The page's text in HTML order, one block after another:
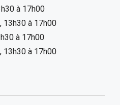
à 17h00
13h30 à 17h00
à 17h00
13h30 à 17h00